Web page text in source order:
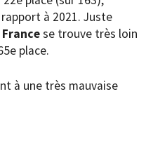
à 2021. Juste
Francese trouve très loin
place.
à une très mauvaise